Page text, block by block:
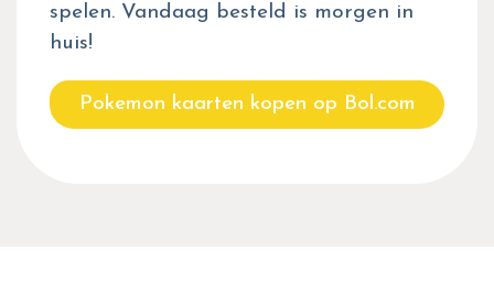
spelen. Vandaag besteld is morgen in
huis!
Pokemon kaarten kopen op Bol.com